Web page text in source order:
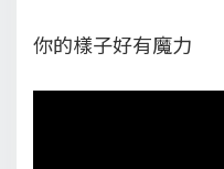
你的樣子好有魔力